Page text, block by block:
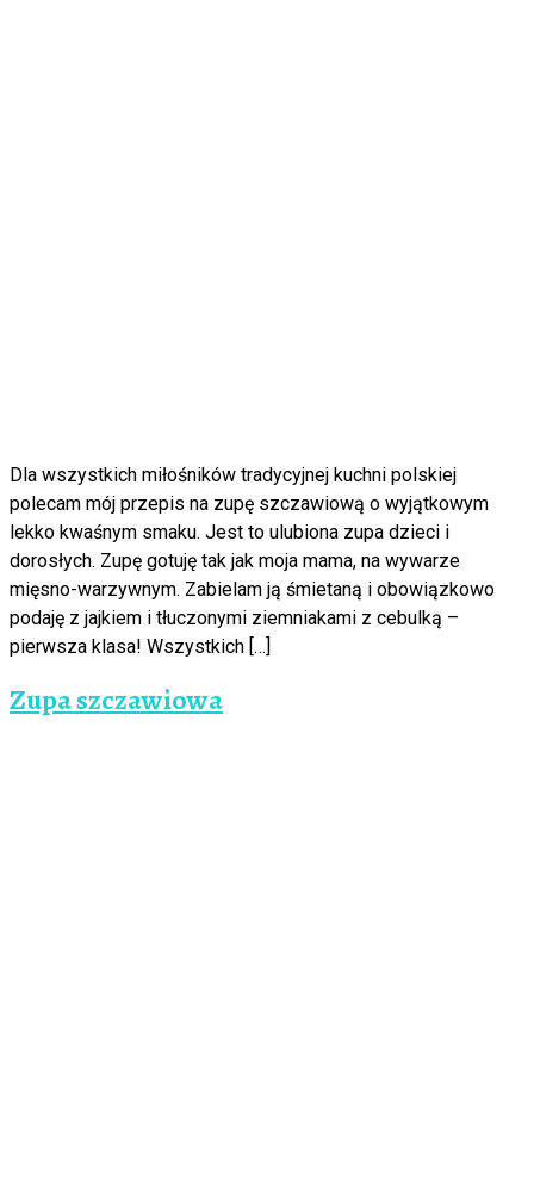
Dla wszystkich miłośników tradycyjnej kuchni polskiej
polecam mój przepis na zupę szczawiową o wyjątkowym
lekko kwaśnym smaku. Jest to ulubiona zupa dzieci i
dorosłych. Zupę gotuję tak jak moja mama, na wywarze
mięsno-warzywnym. Zabielam ją śmietaną i obowiązkowo
podaję z jajkiem i tłuczonymi ziemniakami z cebulką –
pierwsza klasa! Wszystkich […]
Zupa szczawiowa